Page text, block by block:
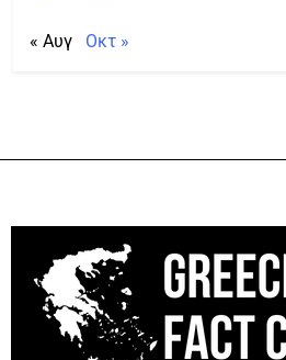
« Αυγ Οκτ »